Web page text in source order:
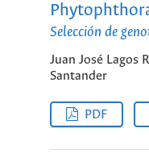
Selección de
Juan José Lagos
Santander
PDF